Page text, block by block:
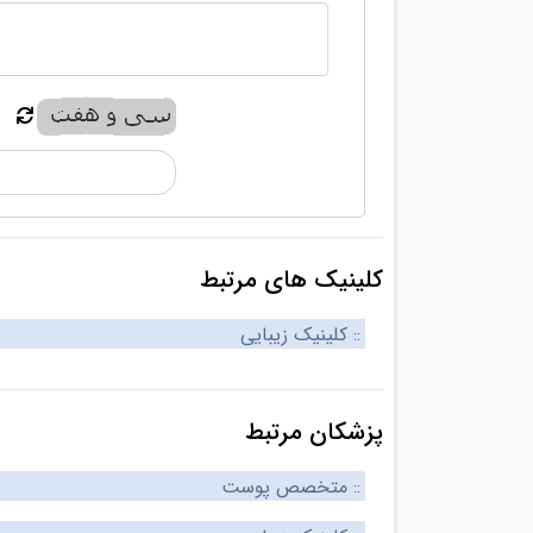
کلینیک های مرتبط
:: کلینیک زیبایی
پزشکان مرتبط
:: متخصص پوست